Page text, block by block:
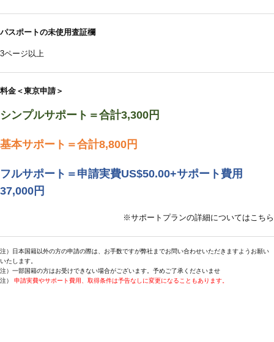
パスポートの未使用査証欄
3ページ以上
料金＜東京申請＞
シンプルサポート＝合計3,300円
基本サポート＝合計8,800円
フルサポート＝申請実費US$50.00+サポート費用
37,000円
※サポートプランの詳細についてはこちら
注）日本国籍以外の方の申請の際は、お手数ですが弊社までお問い合わせいただきますようお願い
いたします。
注）一部国籍の方はお受けできない場合がございます。予めご了承くださいませ
注） 申請実費やサポート費用、取得条件は予告なしに変更になることもあります。